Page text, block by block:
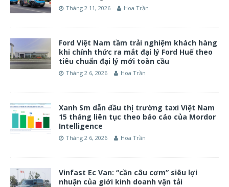
Tháng 2 11, 2026 Hoa Trần
Ford Việt Nam tầm trải nghiệm khách hàng
khi chính thức ra mắt đại lý Ford Huế theo
tiêu chuẩn đại lý mới toàn cầu
Tháng 2 6, 2026 Hoa Trần
Xanh Sm dẫn đầu thị trường taxi Việt Nam
15 tháng liên tục theo báo cáo của Mordor
Intelligence
Tháng 2 6, 2026 Hoa Trần
Vinfast Ec Van: “cần câu cơm” siêu lợi
nhuận của giới kinh doanh vận tải